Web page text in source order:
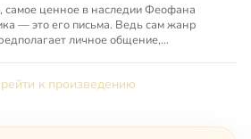
самое ценное в наследии Феофана
— это его письма. Ведь сам жанр
личное общение,
к произведению